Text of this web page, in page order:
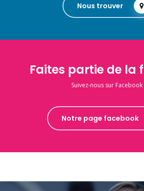
Nous trouver
Faites partie de la
Suivez-nous sur Facebook
Notre page facebook